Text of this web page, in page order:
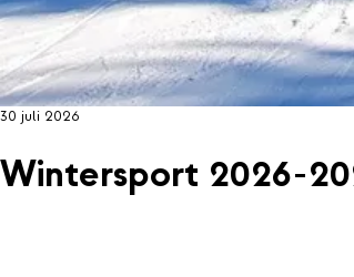
30 juli 2026
Wintersport 2026-